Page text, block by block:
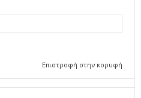
Επιστροφή στην κορυφή